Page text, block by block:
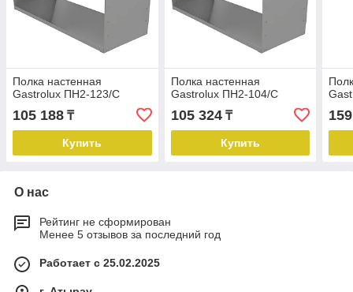
Полка настенная
Gastrolux ПН2-123/С
105 188 ₸
Купить
Полка настенная
Gastrolux ПН2-104/С
105 324₸
Купить
О нас
Рейтинг не сформирован
Менее 5 отзывов за последний год
Работает с 25.02.2025